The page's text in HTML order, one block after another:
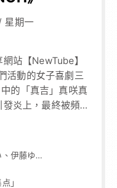
星期一
站【NewTube】
活動的女子喜劇三
的「真吉」真咲真
炎上，最終被頻道
，真咲遇到了對她
利布那超凡的壓倒
訂閱者也不再是夢
布提出了影片合作
條件是……。「如果
伊藤ゆい
瞳、茅野
」